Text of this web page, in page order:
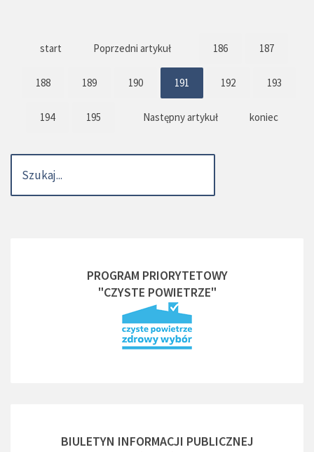
start Poprzedni artykuł 186 187
188 189 190 191 192 193
194 195 Następny artykuł koniec
PROGRAM PRIORYTETOWY
"CZYSTE POWIETRZE"
BIULETYN INFORMACJI PUBLICZNEJ